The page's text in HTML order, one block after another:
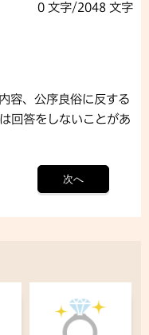
0 文字/2048 文字
容、公序良俗に反する
回答をしないことがあ